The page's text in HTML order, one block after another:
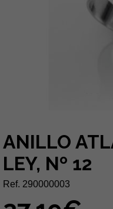
ANILLO
LEY, Nº 12
Ref. 290000003